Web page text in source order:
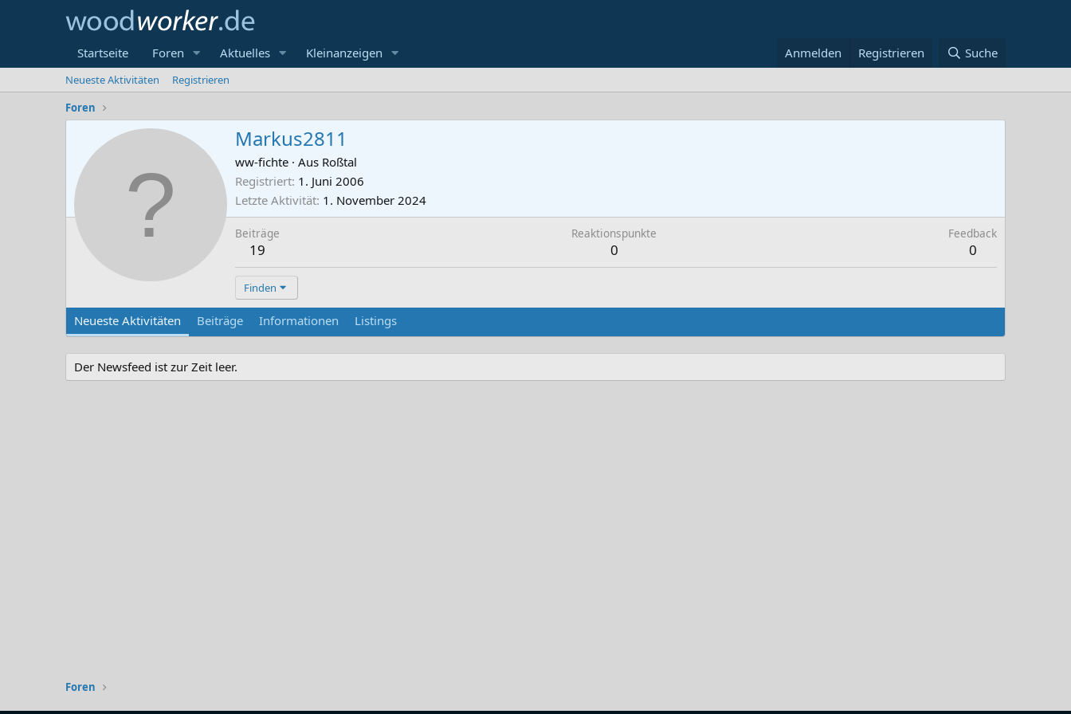
Startseite Foren Aktuelles Kleinanzeigen Anmelden Registrieren Suche
Neueste Aktivitäten
Registrieren
Foren
Markus2811
ww-fichte · Aus Roßtal
Registriert 1. Juni 2006
Letzte Aktivität 1. November 2024
Beiträge
19
Reaktionspunkte
0
Feedback
0
Finden
Neueste Aktivitäten Beiträge Informationen Listings
Der Newsfeed ist zur Zeit leer.
Foren